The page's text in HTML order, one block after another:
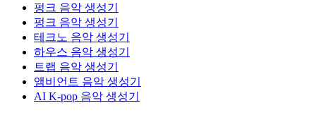
펑크 음악 생성기
펑크 음악 생성기
테크노 음악 생성기
하우스 음악 생성기
트랩 음악 생성기
앰비언트 음악 생성기
AI K-pop 음악 생성기